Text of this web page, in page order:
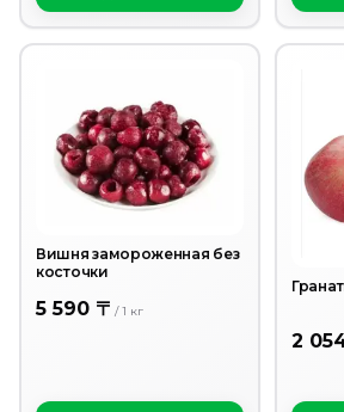
Вишня замороженная без
косточки
5 590 〒 /1 кг
2